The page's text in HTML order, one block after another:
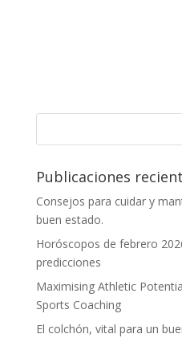
Publicaciones
Consejos para cuidar y
buen estado.
Horóscopos de febrero
predicciones
Maximising Athletic
Sports Coaching
El colchón, vital para un